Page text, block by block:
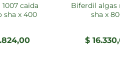
sha x 400
biferdil algas marina
sha x
$